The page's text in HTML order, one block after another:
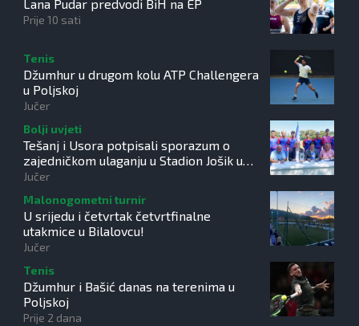
Lana Pudar predvodi BiH na EP
Prije 10 sati
Tenis
Džumhur u drugom kolu ATP Challengera
u Poljskoj
Jučer
Bolji uvjeti
Tešanj i Usora potpisali sporazum o
zajedničkom ulaganju u Stadion Jošik u
Tešanjci
Jučer
Malonogometni turnir
U srijedu i četvrtak četvrtfinalne
utakmice u Bilalovcu!
Jučer
Tenis
Džumhur i Bašić danas na terenima u
Poljskoj
Prije 2 dana